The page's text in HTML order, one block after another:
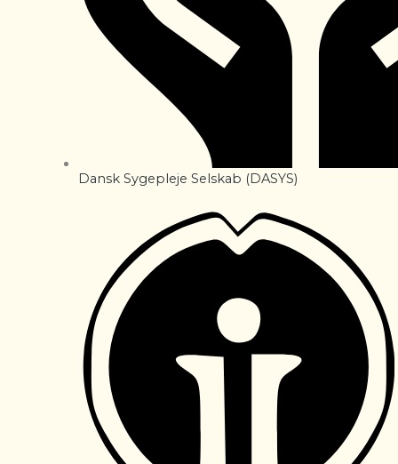
Dansk Sygepleje Selskab (DASYS)